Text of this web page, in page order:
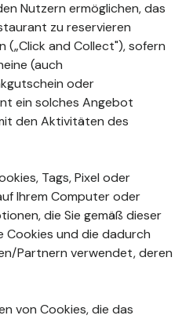
Nutzern ermöglichen, das
zu reservieren
(„Click and Collect"), sofern
(auch
oder
ein solches Angebot
den Aktivitäten des
Tags, Pixel oder
Ihrem Computer oder
die Sie gemäß dieser
Cookies und die dadurch
Partnern verwendet, deren
von Cookies, die das